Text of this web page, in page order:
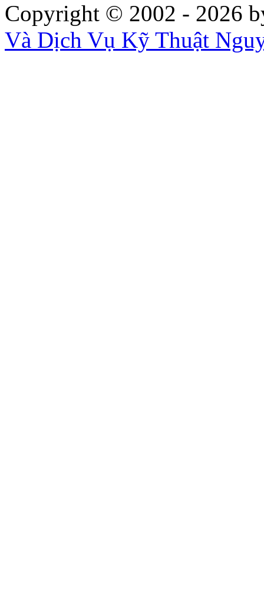
Copyright © 2002 - 2026
Và Dịch Vụ Kỹ Thuật